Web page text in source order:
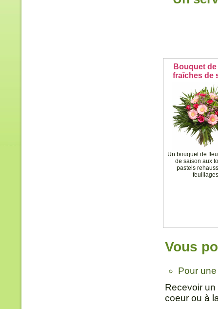
Bouquet
fraîches de
Un bouquet de
de saison aux
pastels
Vous
Pour
Recevoir
coeur ou à